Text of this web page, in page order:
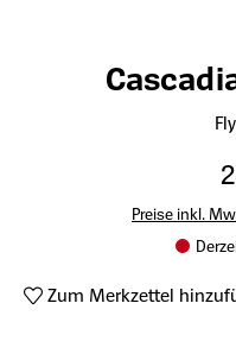
Preise inkl.
Zum Merkzettel